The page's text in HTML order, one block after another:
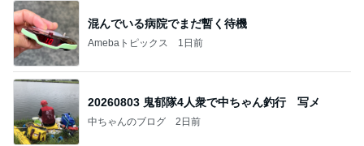
混んでいる病院でまだ暫く待機
Amebaトピックス 1日前
20260803 鬼郁隊4人衆で中ちゃん釣行 写メ
中ちゃんのブログ 2日前